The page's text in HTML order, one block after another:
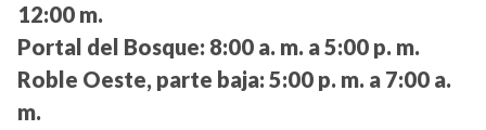
12:00 m.
Portal del Bosque: 8:00 a. m. a 5:00 p. m.
Roble Oeste, parte baja: 5:00 p. m. a 7:00 a.
m.